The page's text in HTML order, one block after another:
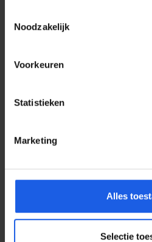
Noodzakelijk
Voorkeuren
Statistieken
Marketing
Alles
Selectie
Voor elke
oortje